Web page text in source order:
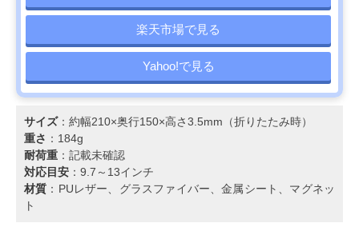
楽天市場で見る
Yahoo!で見る
サイズ：約幅210×奥行150×高さ3.5mm（折りたたみ時）
重さ ：184g
耐荷重 ：記載未確認
対応目安 ：9.7～13インチ
材質 ：PUレザー、グラスファイバー、金属シート、マグネッ
ト